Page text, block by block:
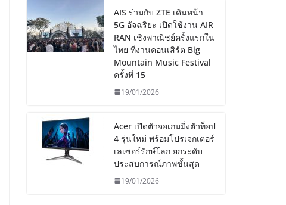
AIS ร่วมกับ ZTE เดินหน้า
5G อัจฉริยะ เปิดใช้งาน AIR
RAN เชิงพาณิชย์ครั้งแรกใน
ไทย ที่งานคอนเสิร์ต Big
Mountain Music Festival
ครั้งที่ 15
19/01/2026
Acer เปิดตัวจอเกมมิ่งตัวท็อป
4 รุ่นใหม่ พร้อมโปรเจกเตอร์
เลเซอร์รักษ์โลก ยกระดับ
ประสบการณ์ภาพขั้นสุด
19/01/2026